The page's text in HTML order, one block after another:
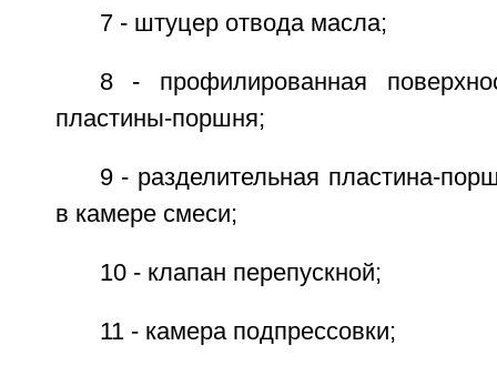
7 - штуцер отвода масла;
8 - профилированная
пластины-поршня;
9 - разделительная пластина-
в камере смеси;
10 - клапан перепускной;
11 - камера подпрессовки;